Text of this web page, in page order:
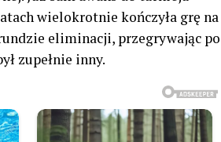
wielokrotnie kończyła grę na
eliminacji, przegrywając po
zupełnie inny.